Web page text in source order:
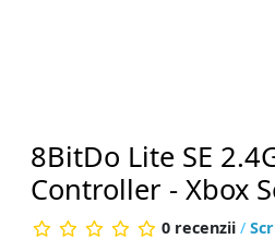
8BitDo Lite SE
Controller - Xbox
0 recenzii /